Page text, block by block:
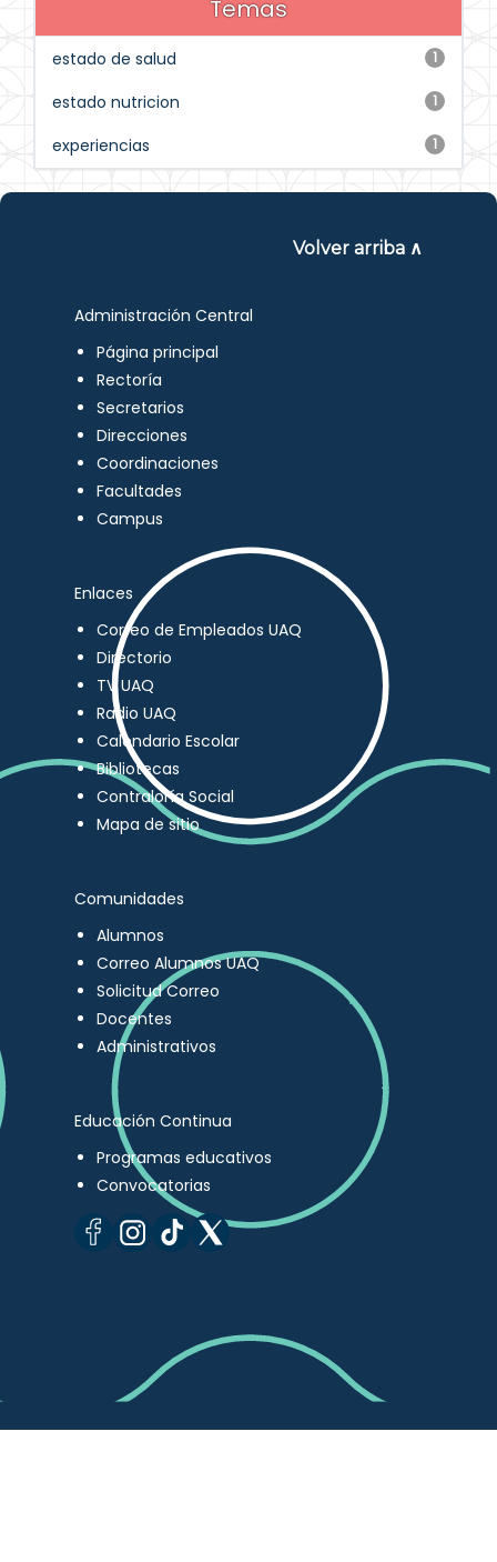
Temas
1
estado de salud
1
estado nutricion
1
experiencias
Volver arriba ∧
Administración Central
Página principal
Rectoría
Secretarios
Direcciones
Coordinaciones
Facultades
Campus
Enlaces
Correo de Empleados UAQ
Directorio
TV UAQ
Radio UAQ
Calendario Escolar
Bibliotecas
Contraloría Social
Mapa de sitio
Comunidades
Alumnos
Correo Alumnos UAQ
Solicitud Correo
Docentes
Administrativos
Educación Continua
Programas educativos
Convocatorias